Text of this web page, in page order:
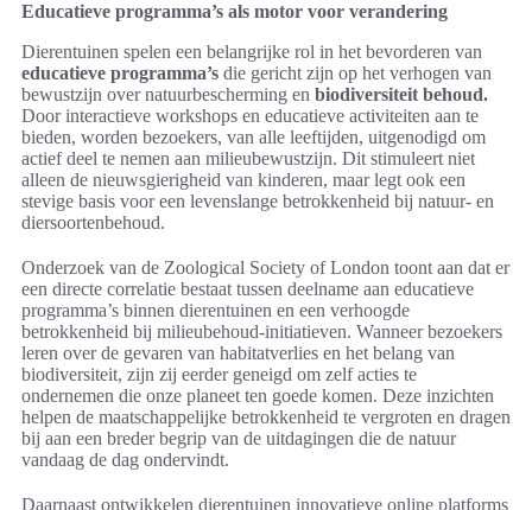
Educatieve programma’s als motor voor verandering
Dierentuinen spelen een belangrijke rol in het bevorderen van
educatieve programma’s die gericht zijn op het verhogen van
bewustzijn over natuurbescherming en biodiversiteit behoud.
Door interactieve workshops en educatieve activiteiten aan te
bieden, worden bezoekers, van alle leeftijden, uitgenodigd om
actief deel te nemen aan milieubewustzijn. Dit stimuleert niet
alleen de nieuwsgierigheid van kinderen, maar legt ook een
stevige basis voor een levenslange betrokkenheid bij natuur- en
diersoortenbehoud.
Onderzoek van de Zoological Society of London toont aan dat er
een directe correlatie bestaat tussen deelname aan educatieve
programma’s binnen dierentuinen en een verhoogde
betrokkenheid bij milieubehoud-initiatieven. Wanneer bezoekers
leren over de gevaren van habitatverlies en het belang van
biodiversiteit, zijn zij eerder geneigd om zelf acties te
ondernemen die onze planeet ten goede komen. Deze inzichten
helpen de maatschappelijke betrokkenheid te vergroten en dragen
bij aan een breder begrip van de uitdagingen die de natuur
vandaag de dag ondervindt.
Daarnaast ontwikkelen dierentuinen innovatieve online platforms